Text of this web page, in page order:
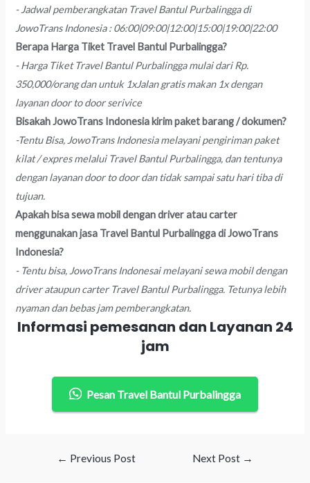
- Jadwal pemberangkatan Travel Bantul Purbalingga di
JowoTrans Indonesia : 06:00|09:00|12:00|15:00|19:00|22:00
Berapa Harga Tiket Travel Bantul Purbalingga?
- Harga Tiket Travel Bantul Purbalingga mulai dari Rp.
350,000/orang dan untuk 1xJalan gratis makan 1x dengan
layanan door to door serivice
Bisakah JowoTrans Indonesia kirim paket barang / dokumen?
-Tentu Bisa, JowoTrans Indonesia melayani pengiriman paket
kilat / expres melalui Travel Bantul Purbalingga, dan tentunya
dengan layanan door to door dan tidak sampai satu hari tiba di
tujuan.
Apakah bisa sewa mobil dengan driver atau carter
menggunakan jasa Travel Bantul Purbalingga di JowoTrans
Indonesia?
- Tentu bisa, JowoTrans Indonesai melayani sewa mobil dengan
driver ataupun carter Travel Bantul Purbalingga. Tetunya lebih
nyaman dan bebas jam pemberangkatan.
Informasi pemesanan dan Layanan 24
jam
Pesan Travel Bantul Purbalingga
Post← Previous Post Next Post →